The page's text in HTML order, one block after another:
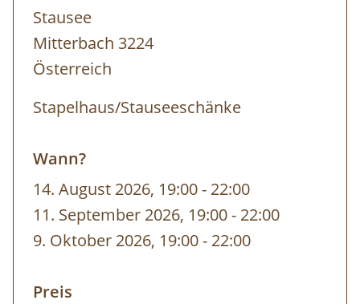
Begleitung durch eine:n
Naturvermittler:in
Regionale Köstlichkeiten im Stapelhaus
Eintritt in den Naturpark Ötscher-
Dauer: ca. 3 Stunden
Ausrüstung:gutes Schuhwerk, angepasste
Kleidung
Anmeldung erforderlich!
Stausee
Mitterbach 3224
Österreich
Stapelhaus/Stauseeschänke
Wann?
14. August 2026, 19:00- bis
22:00
11. September 2026, 19:00- bis
22:00
9. Oktober 2026, 19:00- bis
22:00
Preis